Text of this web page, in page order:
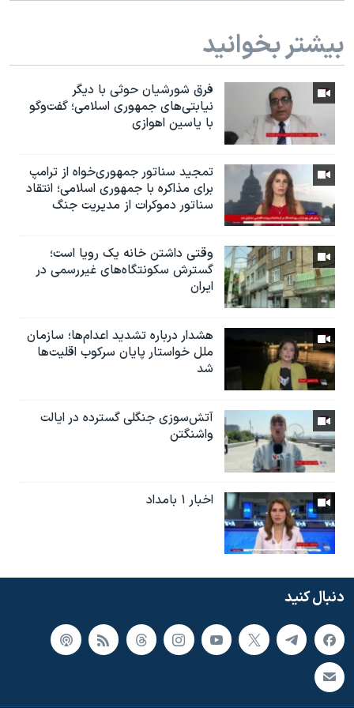
نرگس محمدی برنده جایزه نوبل صلح
همایش محافظه‌کاران آمریکا «سی‌پک»
صفحه‌های ویژه
سفر پرزیدنت ترامپ به چین
بیشتر بخوانید
فرق شورشیان حوثی با دیگر
نیابتی‌های جمهوری اسلامی؛ گفت‌وگو
با یاسین اهوازی
تمجید سناتور جمهوری‌خواه از ترامپ
برای مذاکره با جمهوری اسلامی؛ انتقاد
سناتور دموکرات از مدیریت جنگ
وقتی داشتن خانه یک رویا است؛
گسترش سکونتگاه‌های غیررسمی در
ایران
هشدار درباره تشدید اعدام‌ها؛ سازمان
ملل خواستار پایان سرکوب اقلیت‌ها
شد
آتش‌سوزی جنگلی گسترده در ایالت
واشنگتن
اخبار ۱ بامداد
دنبال کنید